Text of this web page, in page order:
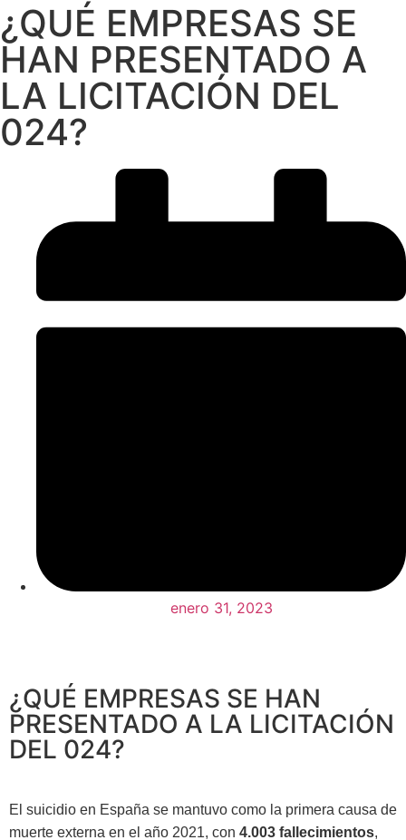
¿QUÉ EMPRESAS SE
HAN PRESENTADO A
LA LICITACIÓN DEL
024?
enero 31, 2023
¿QUÉ EMPRESAS SE HAN
PRESENTADO A LA LICITACIÓN
DEL 024?
El suicidio en España se mantuvo como la primera causa de
muerte externa en el año 2021, con 4.003 fallecimientos,